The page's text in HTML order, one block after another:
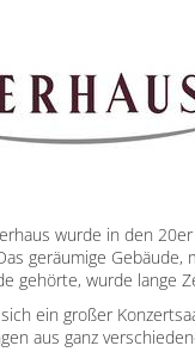
wurde in den
geräumige Gebäude,
gehörte, wurde lange
ein großer
aus ganz